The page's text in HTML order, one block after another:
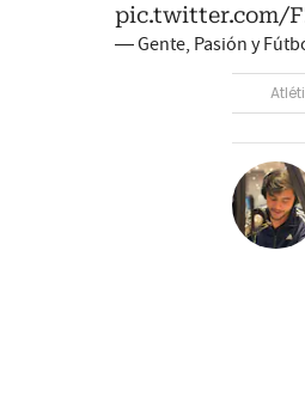
pic.twitter.com/
— Gente, Pasión y